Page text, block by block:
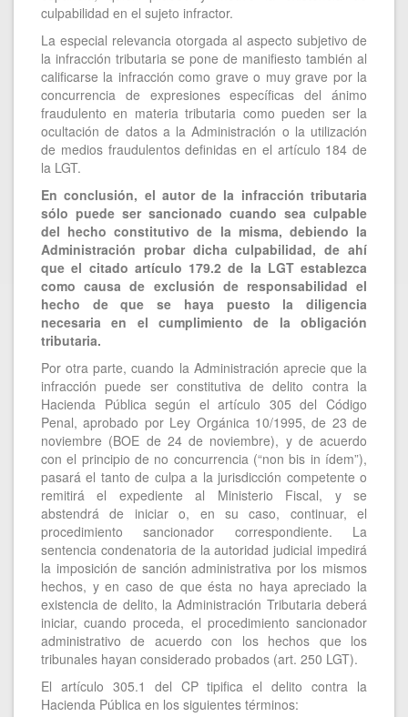
culpabilidad en el sujeto infractor.
La especial relevancia otorgada al aspecto subjetivo de
la infracción tributaria se pone de manifiesto también al
calificarse la infracción como grave o muy grave por la
concurrencia de expresiones específicas del ánimo
fraudulento en materia tributaria como pueden ser la
ocultación de datos a la Administración o la utilización
de medios fraudulentos definidas en el artículo 184 de
la LGT.
En conclusión, el autor de la infracción tributaria
sólo puede ser sancionado cuando sea culpable
del hecho constitutivo de la misma, debiendo la
Administración probar dicha culpabilidad, de ahí
que el citado artículo 179.2 de la LGT establezca
como causa de exclusión de responsabilidad el
hecho de que se haya puesto la diligencia
necesaria en el cumplimiento de la obligación
tributaria.
Por otra parte, cuando la Administración aprecie que la
infracción puede ser constitutiva de delito contra la
Hacienda Pública según el artículo 305 del Código
Penal, aprobado por Ley Orgánica 10/1995, de 23 de
noviembre (BOE de 24 de noviembre), y de acuerdo
con el principio de no concurrencia (“non bis in ídem”),
pasará el tanto de culpa a la jurisdicción competente o
remitirá el expediente al Ministerio Fiscal, y se
abstendrá de iniciar o, en su caso, continuar, el
procedimiento sancionador correspondiente. La
sentencia condenatoria de la autoridad judicial impedirá
la imposición de sanción administrativa por los mismos
hechos, y en caso de que ésta no haya apreciado la
existencia de delito, la Administración Tributaria deberá
iniciar, cuando proceda, el procedimiento sancionador
administrativo de acuerdo con los hechos que los
tribunales hayan considerado probados (art. 250 LGT).
El artículo 305.1 del CP tipifica el delito contra la
Hacienda Pública en los siguientes términos: